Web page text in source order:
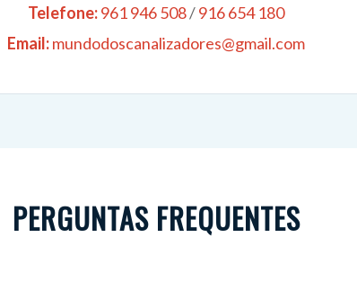
Telefone:961 946 508/916 654 180
Email:mundodoscanalizadores@gmail.com
PERGUNTAS FREQUENTES